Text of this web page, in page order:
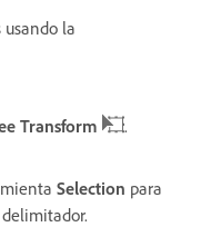
la
Transform .
Selection para